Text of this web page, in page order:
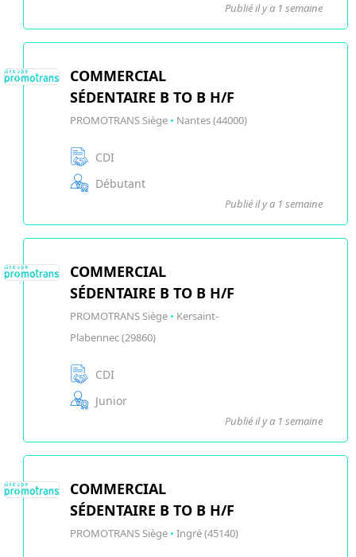
Publié il y a 1 semaine
COMMERCIAL
SÉDENTAIRE B TO B H/F
PROMOTRANS Siège • Nantes (44000)
CDI
Débutant
Publié il y a 1 semaine
COMMERCIAL
SÉDENTAIRE B TO B H/F
PROMOTRANS Siège • Kersaint-
Plabennec (29860)
CDI
Junior
Publié il y a 1 semaine
COMMERCIAL
SÉDENTAIRE B TO B H/F
PROMOTRANS Siège • Ingré (45140)